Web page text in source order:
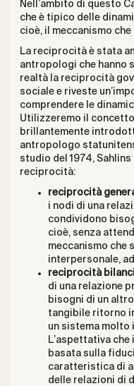
Nell’ambito di questo
che è tipico delle
cioè, il meccanismo
La reciprocità è stata
antropologi che hanno
realtà la reciprocità
sociale e riveste
comprendere le
Utilizzeremo il
brillantemente
antropologo
studio del 1974,
reciprocità:
reciprocità
i nodi di una
condividono
cioè, senza
meccanismo che
interpersonale,
reciprocità
di una relazione
bisogni di un
tangibile ritorno
un sistema molto
L’aspettativa
basata sulla
caratteristica di
delle relazioni di